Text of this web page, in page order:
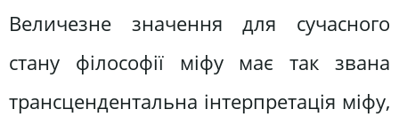
Величезне значення для сучасного
стану філософії міфу має так звана
трансцендентальна інтерпретація міфу,